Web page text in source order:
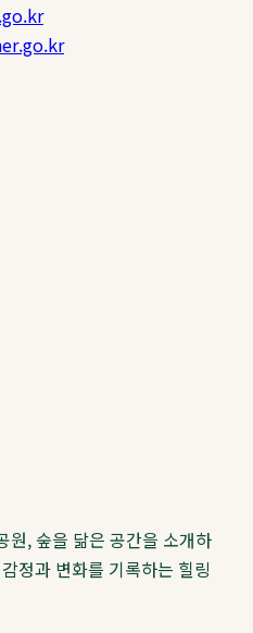
원, 숲을 닮은 공간을 소개하
정과 변화를 기록하는 힐링